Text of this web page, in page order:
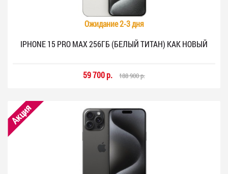
Ожидание 2-3 дня
IPHONE 15 PRO MAX 256ГБ (БЕЛЫЙ ТИТАН) КАК НОВЫЙ
59 700 р. 188 900 р.
Акция